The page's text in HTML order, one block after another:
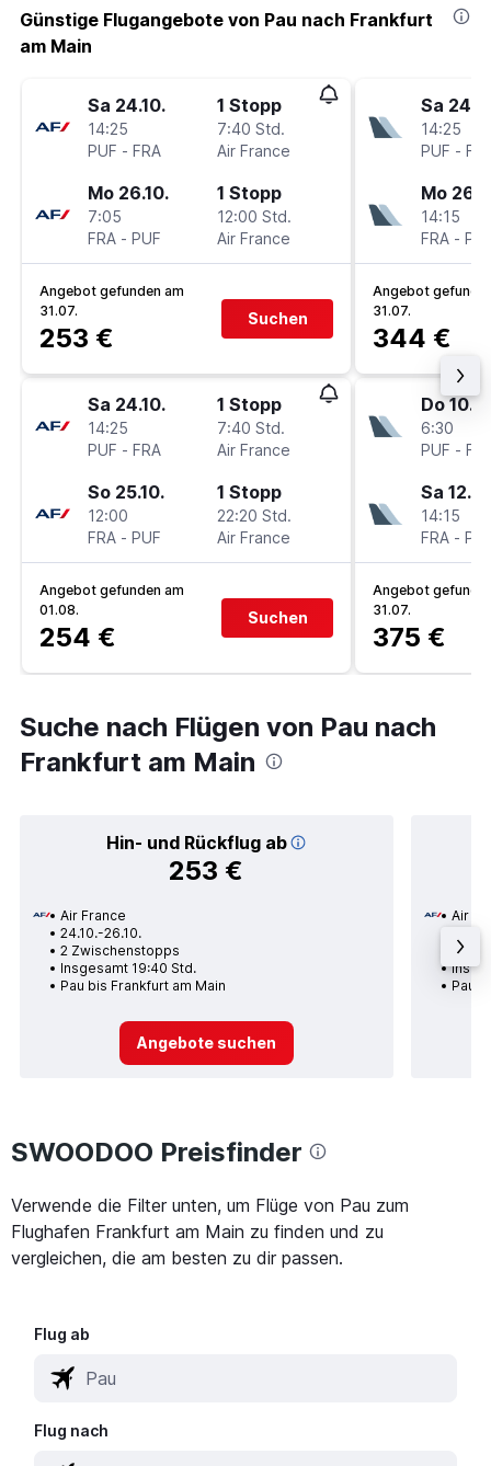
Günstige Flugangebote von Pau nach Frankfurt
am Main
Sa 24.10.
14:25
PUF - FRA
1 Stopp
7:40 Std.
Air France
Mo 26.10.
7:05
FRA - PUF
1 Stopp
12:00 Std.
Air France
Angebot gefunden am
31.07.
253 €
Suchen
Sa 24.10.
14:25
PUF - FRA
1 Stopp
7:40 Std.
Air France
So 25.10.
12:00
FRA - PUF
1 Stopp
22:20 Std.
Air France
Angebot gefunden am
01.08.
254 €
Suchen
Sa
14:25
PUF -
Mo
14:15
FRA -
Angebot
31.07.
344 €
Do 10.9.
6:30
PUF -
Sa 12.9.
14:15
FRA -
Angebot
31.07.
375 €
Suche nach Flügen von Pau nach
Frankfurt am Main
Hin- und Rückflug ab
253 €
Air France
24.10.-26.10.
2 Zwischenstopps
Insgesamt 19:40 Std.
Pau bis Frankfurt am Main
Angebote suchen
Air
1
Pau
SWOODOO Preisfinder
Verwende die Filter unten, um Flüge von Pau zum
Flughafen Frankfurt am Main zu finden und zu
vergleichen, die am besten zu dir passen.
Flug ab
Flug nach